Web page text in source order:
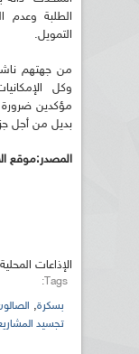
الطلبة
التمويل.
من جهتهم
وكل
مؤكدين ضرورة
بديل من أجل
المصدر:موقع
الإذاعات المحلية
Tags:
بسكرة,
تجسيد